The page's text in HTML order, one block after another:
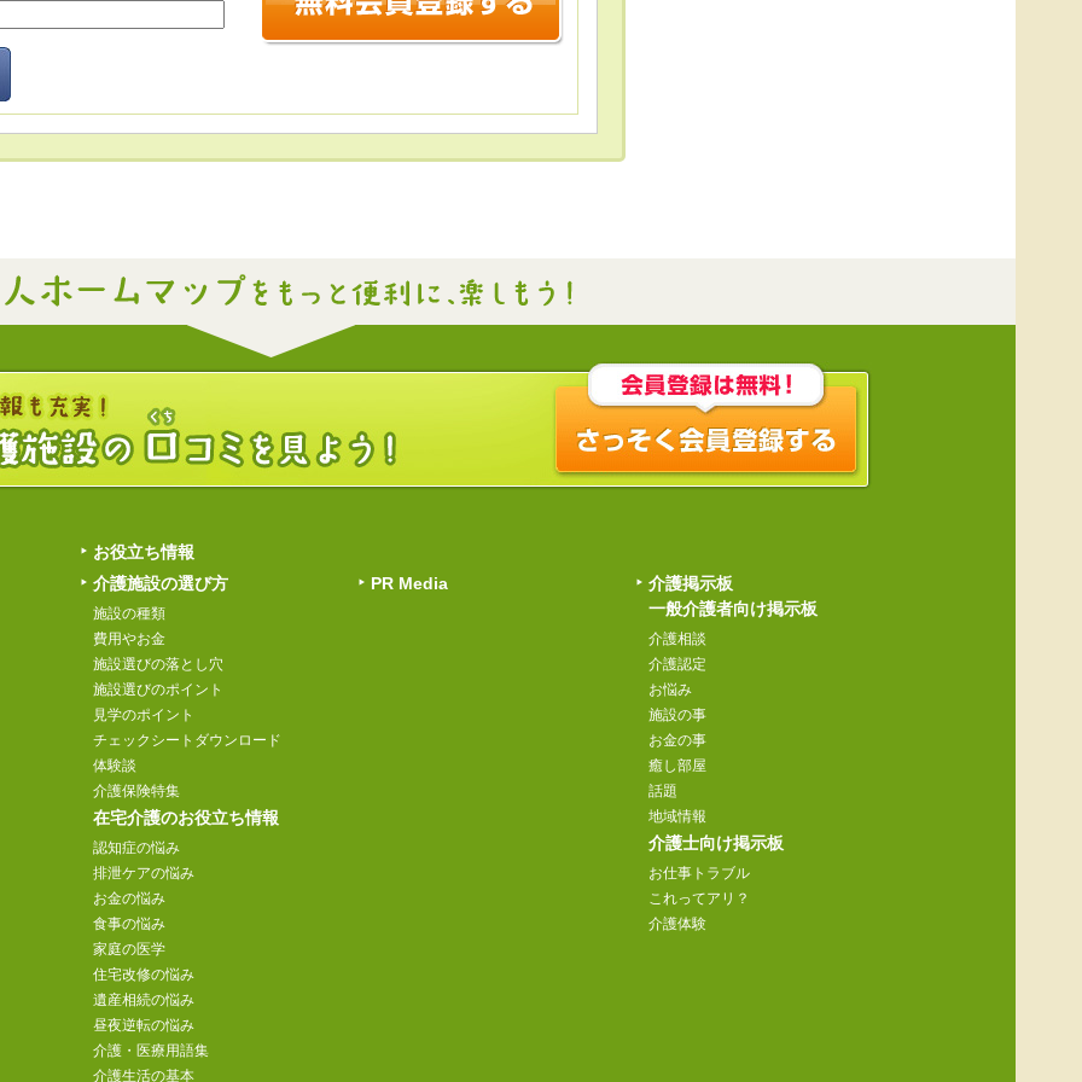
お役立ち情報
介護施設の選び方
施設の種類
費用やお金
施設選びの落とし穴
施設選びのポイント
見学のポイント
チェックシートダウンロード
体験談
介護保険特集
在宅介護のお役立ち情報
認知症の悩み
排泄ケアの悩み
お金の悩み
食事の悩み
家庭の医学
住宅改修の悩み
遺産相続の悩み
昼夜逆転の悩み
介護・医療用語集
介護生活の基本
PR Media
介護掲示板
一般介護者向け掲示板
介護相談
介護認定
お悩み
施設の事
お金の事
癒し部屋
話題
地域情報
介護士向け掲示板
お仕事トラブル
これってアリ？
介護体験